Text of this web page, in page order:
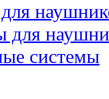
для
системы